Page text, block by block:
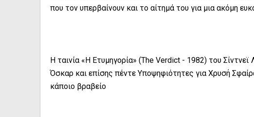
που τον υπερβαίνουν και το αίτημά του για μια ακόμη
Η ταινία «Η Ετυμηγορία» (The Verdict - 1982) του
Όσκαρ και επίσης πέντε Υποψηφιότητες για Χρυσή
κάποιο βραβείο